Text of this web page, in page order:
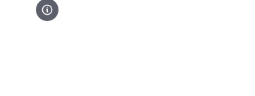
Foto Profimedia